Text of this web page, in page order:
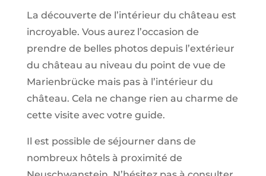
La découverte de l’intérieur du château est
incroyable. Vous aurez l’occasion de
prendre de belles photos depuis l’extérieur
du château au niveau du point de vue de
Marienbrücke mais pas à l’intérieur du
château. Cela ne change rien au charme de
cette visite avec votre guide.
Il est possible de séjourner dans de
nombreux hôtels à proximité de